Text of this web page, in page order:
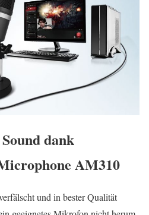
dank
AM310
und in bester Qualität